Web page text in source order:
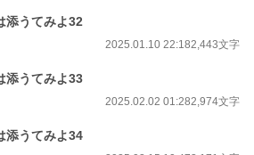
添うてみよ32
2025.01.10 22:182,443文字
添うてみよ33
2025.02.02 01:282,974文字
添うてみよ34